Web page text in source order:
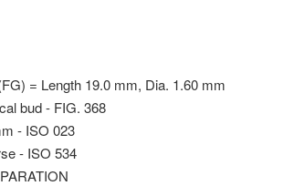
= Length 19.0 mm, Dia. 1.60 mm
bud - FIG. 368
- ISO 023
- ISO 534